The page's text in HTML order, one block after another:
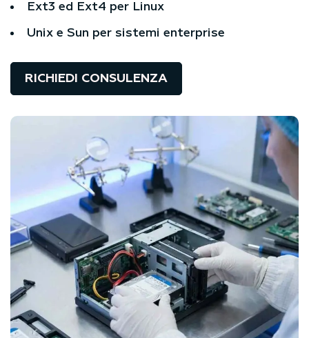
Ext3 ed Ext4 per Linux
Unix e Sun per sistemi enterprise
RICHIEDI CONSULENZA